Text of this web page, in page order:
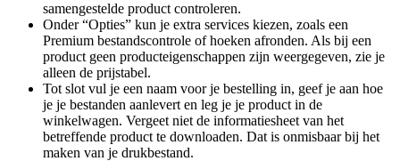
samengestelde product controleren.
Onder “Opties” kun je extra services kiezen, zoals een
Premium bestandscontrole of hoeken afronden. Als bij een
product geen producteigenschappen zijn weergegeven, zie je
alleen de prijstabel.
Tot slot vul je een naam voor je bestelling in, geef je aan hoe
je je bestanden aanlevert en leg je je product in de
winkelwagen. Vergeet niet de informatiesheet van het
betreffende product te downloaden. Dat is onmisbaar bij het
maken van je drukbestand.